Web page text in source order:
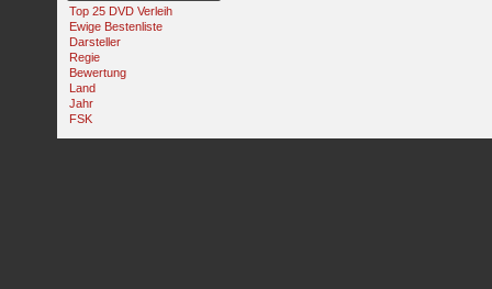
Top 25 DVD Verleih
Ewige Bestenliste
Darsteller
Regie
Bewertung
Land
Jahr
FSK